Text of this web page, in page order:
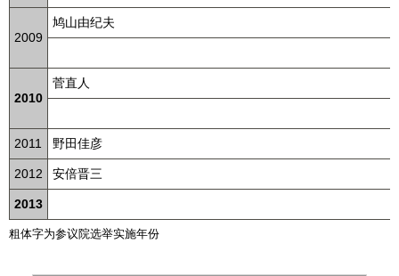
2009
鸠山由纪夫
2010
菅直人
2011 野田佳彦
2012 安倍晋三
2013
粗体字为参议院选举实施年份